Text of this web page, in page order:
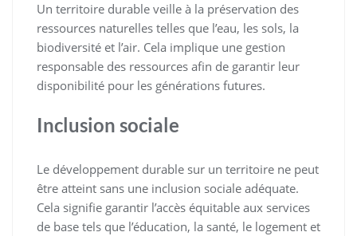
Un territoire durable veille à la préservation des
ressources naturelles telles que l’eau, les sols, la
biodiversité et l’air. Cela implique une gestion
responsable des ressources afin de garantir leur
disponibilité pour les générations futures.
Inclusion sociale
Le développement durable sur un territoire ne peut
être atteint sans une inclusion sociale adéquate.
Cela signifie garantir l’accès équitable aux services
de base tels que l’éducation, la santé, le logement et